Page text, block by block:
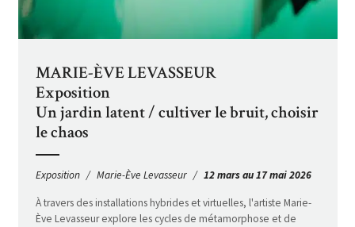
MARIE-ÈVE LEVASSEUR
Exposition
Un jardin latent / cultiver le bruit, choisir
le chaos
Exposition Marie-Ève Levasseur 12 mars au 17 mai 2026
À travers des installations hybrides et virtuelles, l'artiste Marie-
Ève Levasseur explore les cycles de métamorphose et de